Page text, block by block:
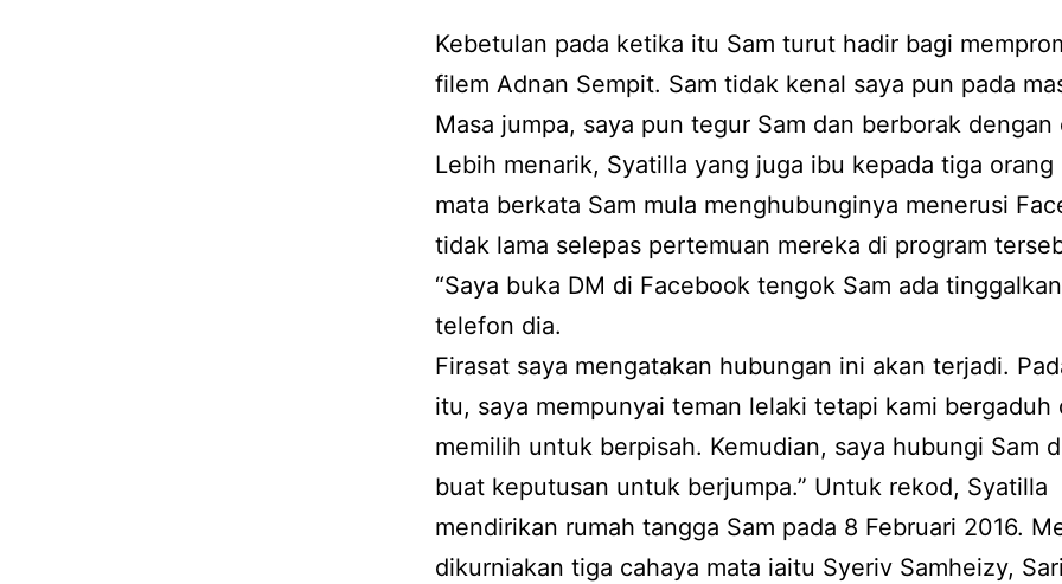
Kebetulan pada ketika itu Sam turut hadir bagi
filem Adnan Sempit. Sam tidak kenal saya pun pada
Masa jumpa, saya pun tegur Sam dan berborak dengan
Lebih menarik, Syatilla yang juga ibu kepada tiga orang
mata berkata Sam mula menghubunginya menerusi
tidak lama selepas pertemuan mereka di program
“Saya buka DM di Facebook tengok Sam ada
telefon dia.
Firasat saya mengatakan hubungan ini akan terjadi.
itu, saya mempunyai teman lelaki tetapi kami bergaduh
memilih untuk berpisah. Kemudian, saya hubungi Sam
buat keputusan untuk berjumpa.” Untuk rekod, Syatilla
mendirikan rumah tangga Sam pada 8 Februari 2016.
dikurniakan tiga cahaya mata iaitu Syeriv Samheizy,